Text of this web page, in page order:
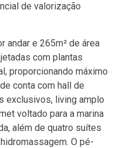
de valorização
andar e 265m² de área
com plantas
proporcionando máximo
conta com hall de
exclusivos, living amplo
voltado para a marina
além de quatro suítes
O pé-